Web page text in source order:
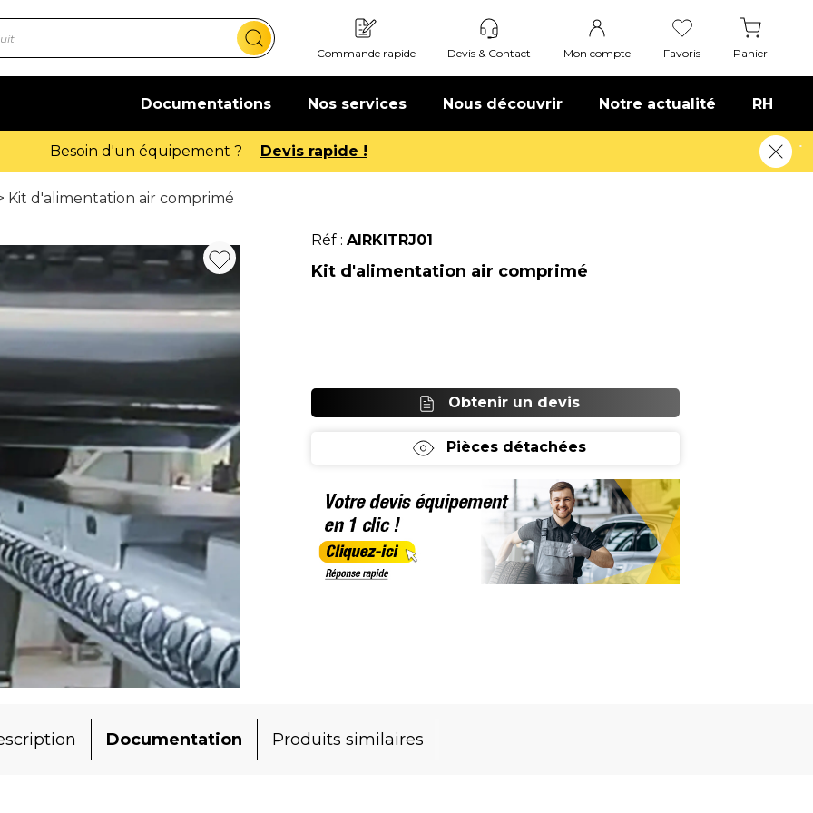
Commande rapide Devis & Contact Mon compte Favoris Panier
Documentations Nos services Nous découvrir Notre actualité RH
Offre de bienvenue : 20€ offerts !
Kit d'alimentation air comprimé
Réf : AIRKITRJ01
Kit d'alimentation air comprimé
Obtenir un devis
Pièces détachées
Documentation Produits similaires